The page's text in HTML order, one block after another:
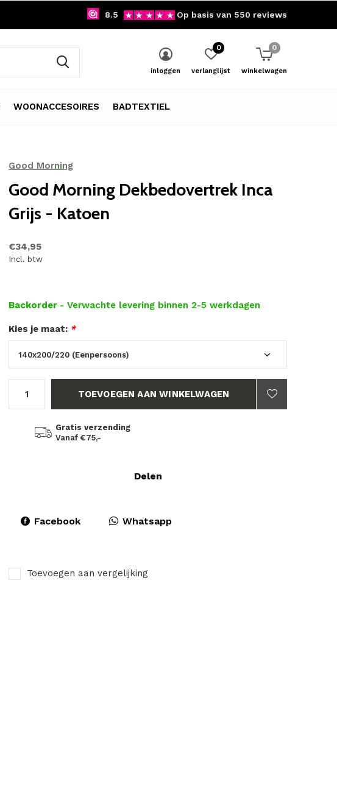
WOONACCESOIRES BADTEXTIEL
inloggen verlanglijst
0
winkelwagen
0
8.5 Op basis van 550 reviews
Good Morning
Good Morning Dekbedovertrek Inca
Grijs - Katoen
€34,95
Incl. btw
Backorder - Verwachte levering binnen 2-5 werkdagen
Kies je maat: *
TOEVOEGEN AAN WINKELWAGEN
Gratis verzending
Vanaf €75,-
Delen
Facebook Whatsapp
Toevoegen aan vergelijking